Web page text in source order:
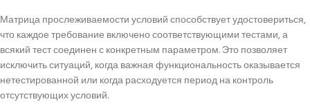
Матрица прослеживаемости условий способствует удостовериться,
что каждое требование включено соответствующими тестами, а
всякий тест соединен с конкретным параметром. Это позволяет
исключить ситуаций, когда важная функциональность оказывается
нетестированной или когда расходуется период на контроль
отсутствующих условий.